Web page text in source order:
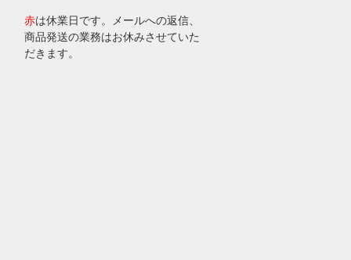
赤は休業日です。メールへの返信、
商品発送の業務はお休みさせていた
だきます。